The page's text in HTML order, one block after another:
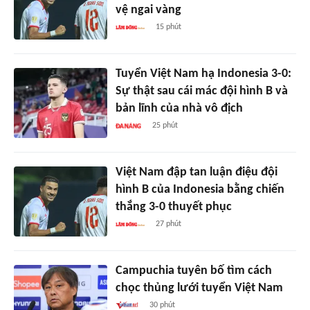
vệ ngai vàng
15 phút
Tuyển Việt Nam hạ Indonesia 3-0:
Sự thật sau cái mác đội hình B và
bản lĩnh của nhà vô địch
25 phút
Việt Nam đập tan luận điệu đội
hình B của Indonesia bằng chiến
thắng 3-0 thuyết phục
27 phút
Campuchia tuyên bố tìm cách
chọc thủng lưới tuyển Việt Nam
30 phút